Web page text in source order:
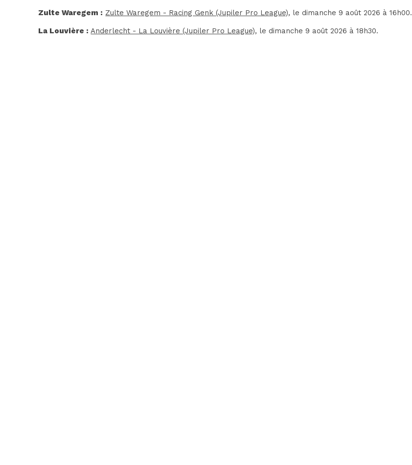
Zulte Waregem : Zulte Waregem - Racing Genk (Jupiler Pro League), le dimanche 9 août 2026 à 16h00.
La Louvière : Anderlecht - La Louvière (Jupiler Pro League), le dimanche 9 août 2026 à 18h30.